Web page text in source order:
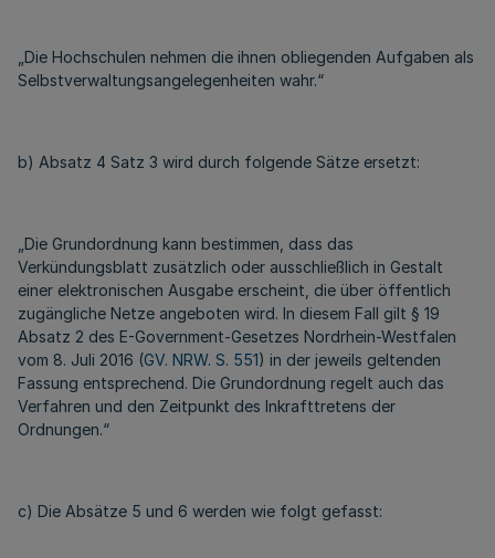
„Die Hochschulen nehmen die ihnen obliegenden Aufgaben als
Selbstverwaltungsangelegenheiten wahr.“
b) Absatz 4 Satz 3 wird durch folgende Sätze ersetzt:
„Die Grundordnung kann bestimmen, dass das
Verkündungsblatt zusätzlich oder ausschließlich in Gestalt
einer elektronischen Ausgabe erscheint, die über öffentlich
zugängliche Netze angeboten wird. In diesem Fall gilt § 19
Absatz 2 des E-Government-Gesetzes Nordrhein-Westfalen
vom 8. Juli 2016 (GV. NRW. S. 551) in der jeweils geltenden
Fassung entsprechend. Die Grundordnung regelt auch das
Verfahren und den Zeitpunkt des Inkrafttretens der
Ordnungen.“
c) Die Absätze 5 und 6 werden wie folgt gefasst: